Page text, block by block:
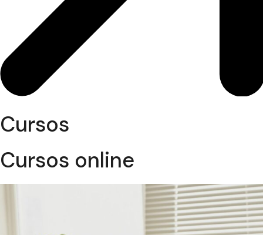
Cursos
Cursos online